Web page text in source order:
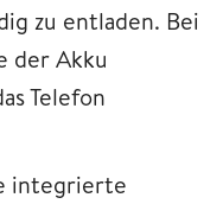
zu entladen. Bei
der Akku
Telefon
integrierte